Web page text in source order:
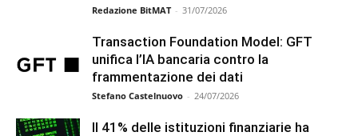
Redazione BitMAT - 31/07/2026
Transaction Foundation Model: GFT
unifica l’IA bancaria contro la
frammentazione dei dati
Stefano Castelnuovo - 24/07/2026
Il 41% delle istituzioni finanziarie ha